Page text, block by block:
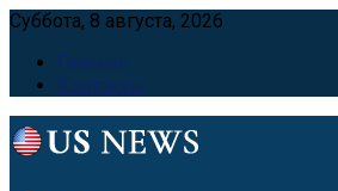
Суббота, 8 августа, 2026
Главная
Контакты